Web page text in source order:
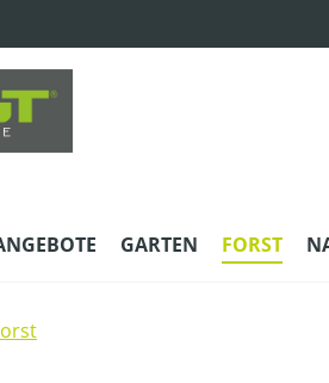
GARTEN FORST